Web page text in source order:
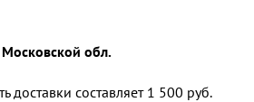
обл.
доставки составляет 1 500 руб.